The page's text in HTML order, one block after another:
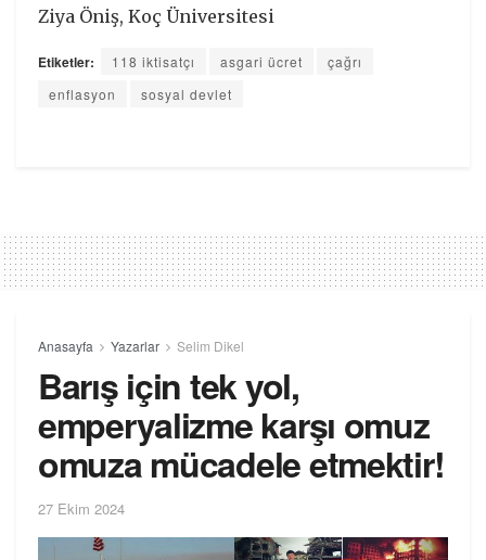
Ziya Öniş, Koç Üniversitesi
Etiketler: 118 iktisatçı asgari ücret
çağrı
enflasyon
sosyal devlet
Anasayfa Yazarlar Selim Dikel
Barış için tek yol,
emperyalizme karşı omuz
omuza mücadele etmektir!
27 Ekim 2024